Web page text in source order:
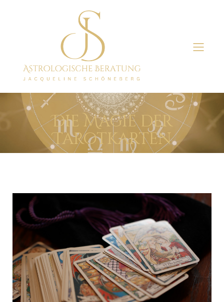
Die Magie der
Tarotkarten